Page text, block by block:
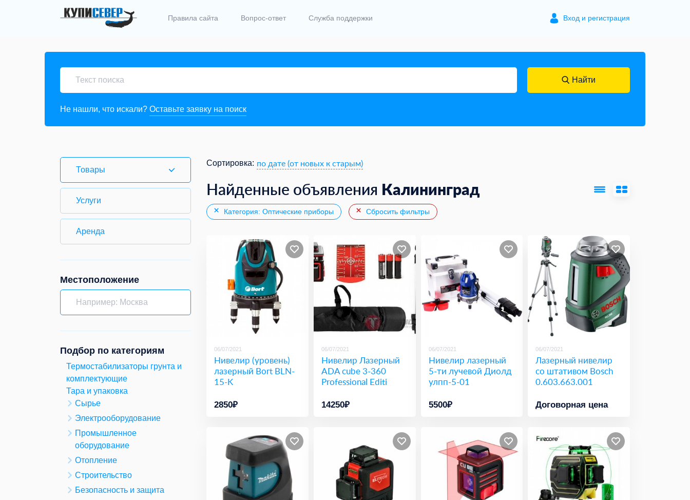
Правила сайта Вопрос-ответ Служба поддержки Вход и регистрация
Найти
Не нашли, что искали? Оставьте заявку на поиск
Товары
Услуги
Аренда
Местоположение
Подбор по категориям
Термостабилизаторы грунта и
комплектующие
Тара и упаковка
Сырье
Электрооборудование
Промышленное
оборудование
Отопление
Строительство
Безопасность и защита
Сортировка: по дате (от новых к старым)
Найденные объявления Калининград
Категория: Оптические приборы Сбросить фильтры
06/07/2021
Нивелир (уровень)
лазерный Bort BLN-
15-K
2850₽
06/07/2021
Нивелир Лазерный
ADA cube 3-360
Professional Editi
14250₽
06/07/2021
Нивелир лазерный
5-ти лучевой Диолд
улпп-5-01
5500₽
06/07/2021
Лазерный нивелир
со штативом Bosch
0.603.663.001
Договорная цена